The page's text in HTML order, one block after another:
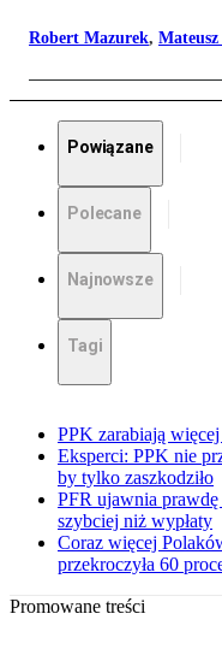
Robert Mazurek,
Powiązane
Polecane
Najnowsze
Tagi
PPK zarabiają
Eksperci: PPK nie
by tylko zaszkodziło
PFR ujawnia
szybciej niż wypłaty
Coraz więcej
przekroczyła 60
Promowane treści